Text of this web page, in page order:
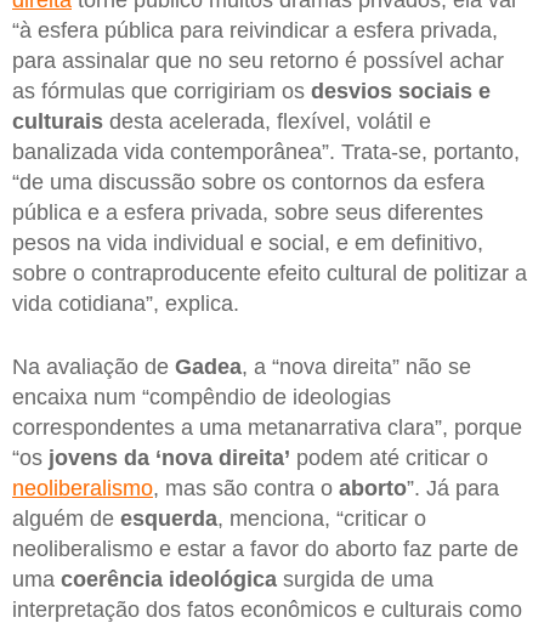
“à esfera pública para reivindicar a esfera privada,
para assinalar que no seu retorno é possível achar
as fórmulas que corrigiriam os desvios sociais e
culturais desta acelerada, flexível, volátil e
banalizada vida contemporânea”. Trata-se, portanto,
“de uma discussão sobre os contornos da esfera
pública e a esfera privada, sobre seus diferentes
pesos na vida individual e social, e em definitivo,
sobre o contraproducente efeito cultural de politizar a
vida cotidiana”, explica.
Na avaliação de Gadea, a “nova direita” não se
encaixa num “compêndio de ideologias
correspondentes a uma metanarrativa clara”, porque
“os jovens da ‘nova direita’ podem até criticar o
neoliberalismo, mas são contra o aborto”. Já para
alguém de esquerda, menciona, “criticar o
neoliberalismo e estar a favor do aborto faz parte de
uma coerência ideológica surgida de uma
interpretação dos fatos econômicos e culturais como